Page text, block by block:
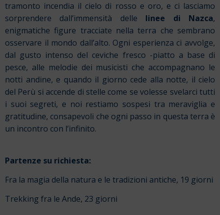
tramonto incendia il cielo di rosso e oro, e ci lasciamo
sorprendere dall’immensità delle linee di Nazca,
enigmatiche figure tracciate nella terra che sembrano
osservare il mondo dall’alto. Ogni esperienza ci avvolge,
dal gusto intenso del ceviche fresco -piatto a base di
pesce, alle melodie dei musicisti che accompagnano le
notti andine, e quando il giorno cede alla notte, il cielo
del Perù si accende di stelle come se volesse svelarci tutti
i suoi segreti, e noi restiamo sospesi tra meraviglia e
gratitudine, consapevoli che ogni passo in questa terra è
un incontro con l’infinito.
Partenze su richiesta:
Fra la magia della natura e le tradizioni antiche, 19 giorni
Trekking fra le Ande, 23 giorni